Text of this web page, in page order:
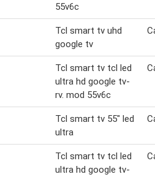
55v6c
Tcl smart tv uhd
google tv
Tcl smart tv tcl led
ultra hd google tv-
rv. mod 55v6c
Tcl smart tv 55" led
ultra
Tcl smart tv tcl led
ultra hd google tv-